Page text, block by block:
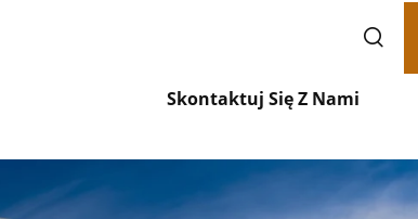
Skontaktuj Się Z Nami